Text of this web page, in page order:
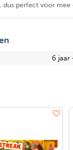
dus perfect voor mee
6 jaar